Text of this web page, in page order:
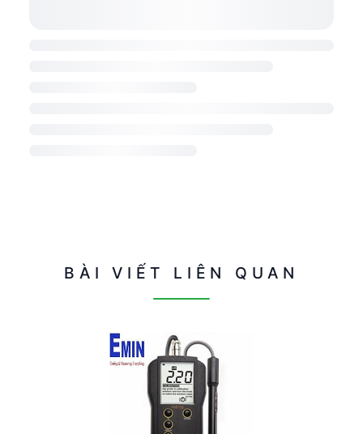
BÀI VIẾT LIÊN QUAN